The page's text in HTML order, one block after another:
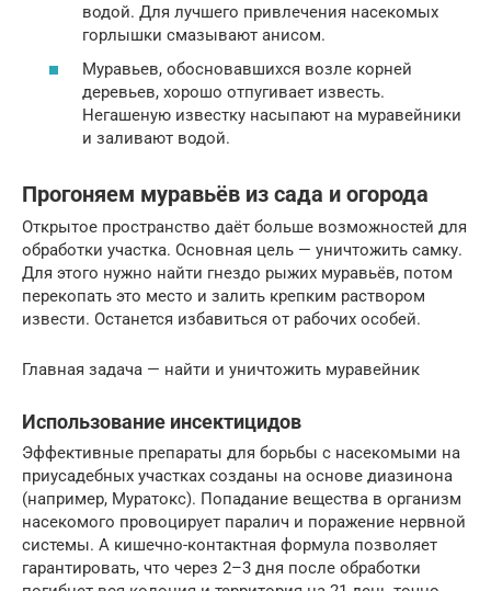
водой. Для лучшего привлечения насекомых
горлышки смазывают анисом.
Муравьев, обосновавшихся возле корней
деревьев, хорошо отпугивает известь.
Негашеную известку насыпают на муравейники
и заливают водой.
Прогоняем муравьёв из сада и огорода
Открытое пространство даёт больше возможностей для
обработки участка. Основная цель — уничтожить самку.
Для этого нужно найти гнездо рыжих муравьёв, потом
перекопать это место и залить крепким раствором
извести. Останется избавиться от рабочих особей.
Главная задача — найти и уничтожить муравейник
Использование инсектицидов
Эффективные препараты для борьбы с насекомыми на
приусадебных участках созданы на основе диазинона
(например, Муратокс). Попадание вещества в организм
насекомого провоцирует паралич и поражение нервной
системы. А кишечно-контактная формула позволяет
гарантировать, что через 2–3 дня после обработки